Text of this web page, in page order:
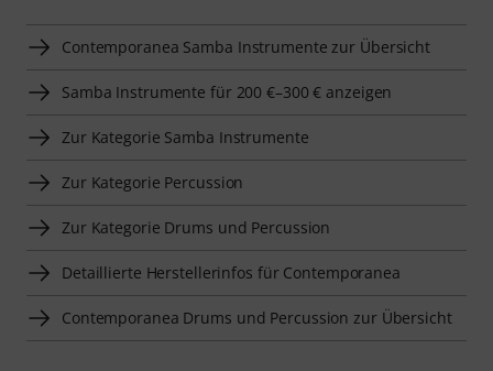
Contemporanea Samba Instrumente zur Übersicht
Samba Instrumente für 200 €–300 € anzeigen
Zur Kategorie Samba Instrumente
Zur Kategorie Percussion
Zur Kategorie Drums und Percussion
Detaillierte Herstellerinfos für Contemporanea
Contemporanea Drums und Percussion zur Übersicht